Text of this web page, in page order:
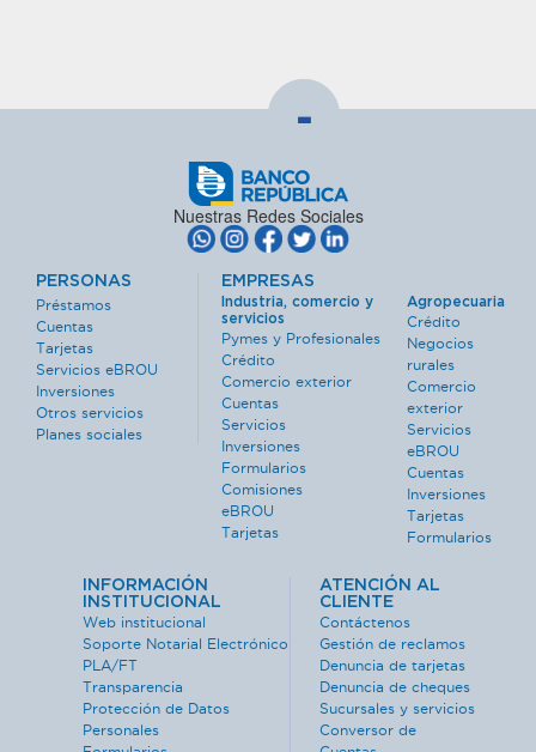
-
Nuestras Redes Sociales
PERSONAS
Préstamos
Cuentas
Tarjetas
Servicios eBROU
Inversiones
Otros servicios
Planes sociales
EMPRESAS
Industria, comercio y
servicios
Pymes y Profesionales
Crédito
Comercio exterior
Cuentas
Servicios
Inversiones
Formularios
Comisiones
eBROU
Tarjetas
Agropecuaria
Crédito
Negocios
rurales
Comercio
exterior
Servicios
eBROU
Cuentas
Inversiones
Tarjetas
Formularios
INFORMACIÓN
INSTITUCIONAL
Web institucional
Soporte Notarial Electrónico
PLA/FT
Transparencia
Protección de Datos
Personales
ATENCIÓN AL
CLIENTE
Contáctenos
Gestión de reclamos
Denuncia de tarjetas
Denuncia de cheques
Sucursales y servicios
Conversor de